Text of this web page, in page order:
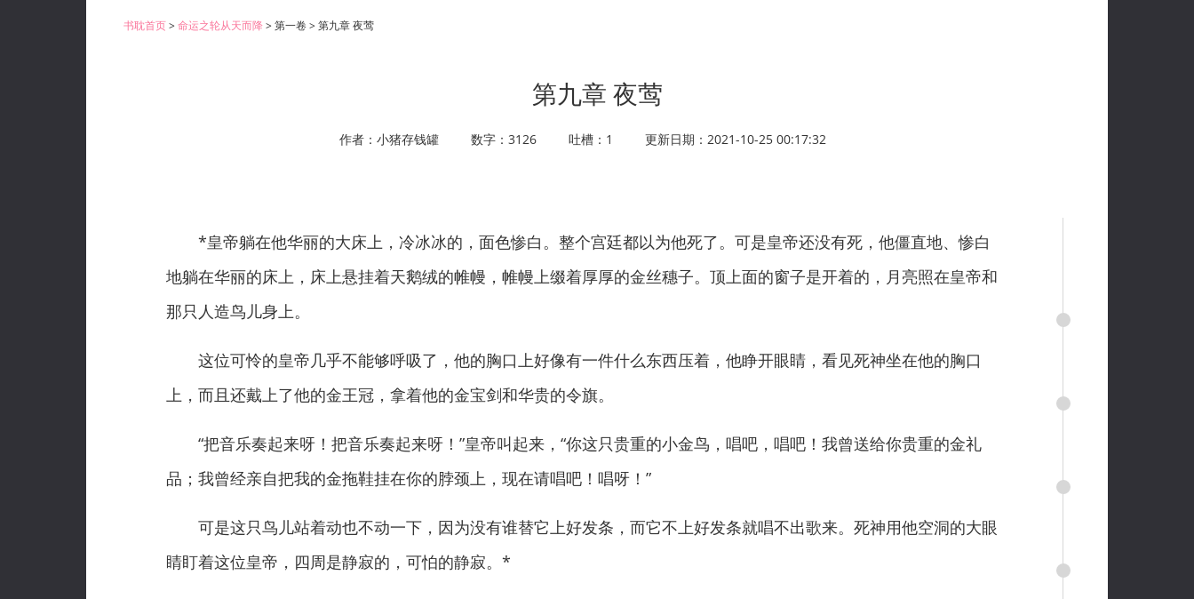
书耽首页>命运之轮从天而降> 第一卷 > 第九章 夜莺
第九章 夜莺
作者：小猪存钱罐 数字：3126 吐槽：1 更新日期：2021-10-25 00:17:32
*皇帝躺在他华丽的大床上，冷冰冰的，面色惨白。整个宫廷都以为他死了。可是皇帝还没有死，他僵直地、惨白
地躺在华丽的床上，床上悬挂着天鹅绒的帷幔，帷幔上缀着厚厚的金丝穗子。顶上面的窗子是开着的，月亮照在皇帝和
那只人造鸟儿身上。
这位可怜的皇帝几乎不能够呼吸了，他的胸口上好像有一件什么东西压着，他睁开眼睛，看见死神坐在他的胸口
上，而且还戴上了他的金王冠，拿着他的金宝剑和华贵的令旗。
“把音乐奏起来呀！把音乐奏起来呀！”皇帝叫起来，“你这只贵重的小金鸟，唱吧，唱吧！我曾送给你贵重的金礼
品；我曾经亲自把我的金拖鞋挂在你的脖颈上，现在请唱吧！唱呀！”
可是这只鸟儿站着动也不动一下，因为没有谁替它上好发条，而它不上好发条就唱不出歌来。死神用他空洞的大眼
睛盯着这位皇帝，四周是静寂的，可怕的静寂。*